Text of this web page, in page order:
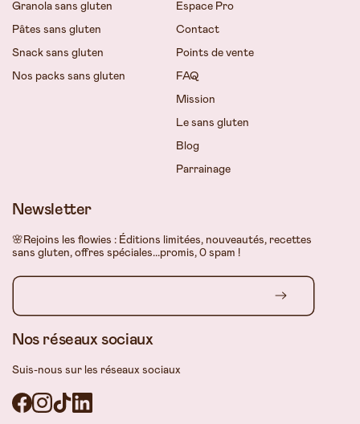
Granola sans gluten
Pâtes sans gluten
Snack sans gluten
Nos packs sans gluten
Espace Pro
Contact
Points de vente
FAQ
Mission
Le sans gluten
Blog
Parrainage
Newsletter
🌸Rejoins les flowies : Éditions limitées, nouveautés, recettes
sans gluten, offres spéciales...promis, 0 spam !
Nos réseaux sociaux
Suis-nous sur les réseaux sociaux